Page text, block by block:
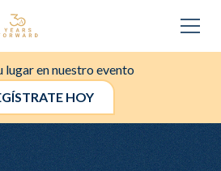
lugar en nuestro evento
HOY